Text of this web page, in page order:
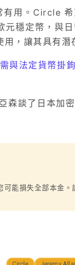
用。Circle 希
穩定幣，與
，讓其具有潛
與法定貨幣掛
森談了日本加
能損失全部本金。